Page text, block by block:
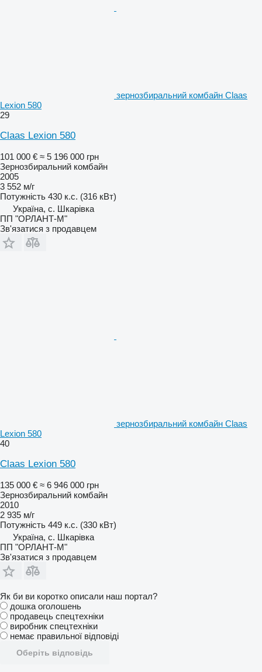
зернозбиральний комбайн Claas
Lexion 580
29
Claas Lexion 580
101 000 € ≈ 5 196 000 грн
Зернозбиральний комбайн
2005
3 552 м/г
Потужність 430 к.с. (316 кВт)
Україна, с. Шкарівка
ПП "ОРЛАНТ-М"
Зв'язатися з продавцем
зернозбиральний комбайн Claas
Lexion 580
40
Claas Lexion 580
135 000 € ≈ 6 946 000 грн
Зернозбиральний комбайн
2010
2 935 м/г
Потужність 449 к.с. (330 кВт)
Україна, с. Шкарівка
ПП "ОРЛАНТ-М"
Зв'язатися з продавцем
Як би ви коротко описали наш портал?
дошка оголошень
продавець спецтехніки
виробник спецтехніки
немає правильної відповіді
Оберіть відповідь